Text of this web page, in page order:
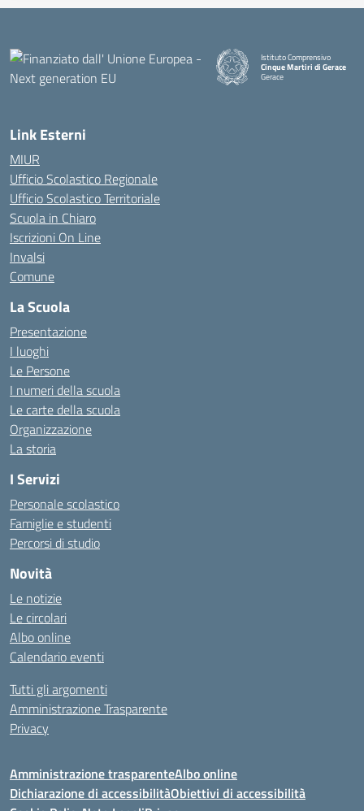
Istituto Comprensivo
Cinque Martiri di Gerace
Gerace
Link Esterni
MIUR
Ufficio Scolastico Regionale
Ufficio Scolastico Territoriale
Scuola in Chiaro
Iscrizioni On Line
Invalsi
Comune
La Scuola
Presentazione
I luoghi
Le Persone
I numeri della scuola
Le carte della scuola
Organizzazione
La storia
I Servizi
Personale scolastico
Famiglie e studenti
Percorsi di studio
Novità
Le notizie
Le circolari
Albo online
Calendario eventi
Tutti gli argomenti
Amministrazione Trasparente
Privacy
Amministrazione trasparenteAlbo online
Dichiarazione di accessibilitàObiettivi di accessibilità